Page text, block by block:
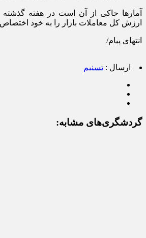
ارزش کل معاملات بازار را به خود اختصاص
انتهای پیام/
ارسال : تسنیم
گردشگری‌های مشابه: